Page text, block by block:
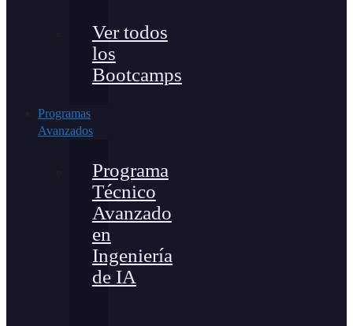
Ver todos
los
Bootcamps
Programas
Avanzados
Programa
Técnico
Avanzado
en
Ingeniería
de IA